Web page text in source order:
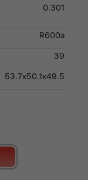
0.301
R600a
39
53.7x50.1x49.5